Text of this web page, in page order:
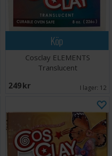
Köp
Cosclay ELEMENTS
Translucent
249 SEK I lager: 12